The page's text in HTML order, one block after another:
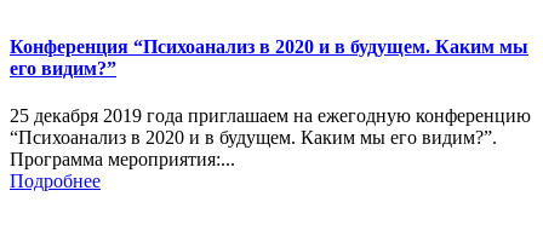
Конференция “Психоанализ в 2020 и в будущем. Каким мы
его видим?”
25 декабря 2019 года приглашаем на ежегодную конференцию
“Психоанализ в 2020 и в будущем. Каким мы его видим?”.
Программа мероприятия:...
Подробнее